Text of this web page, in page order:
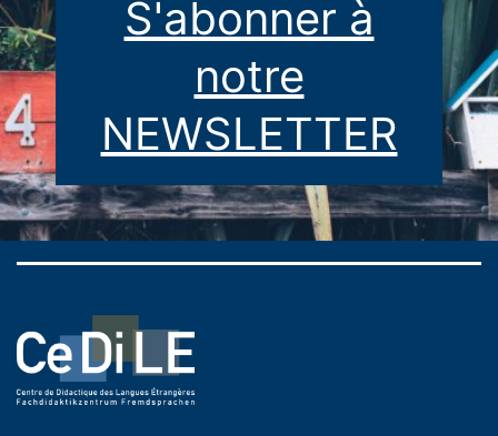
S'abonner à
notre
NEWSLETTER